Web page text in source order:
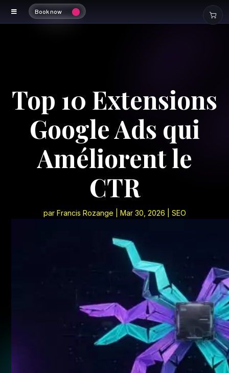
Book now
Top 10 Extensions
Google Ads qui
Améliorent le
CTR
par Francis Rozange Mar 30, 2026 SEO